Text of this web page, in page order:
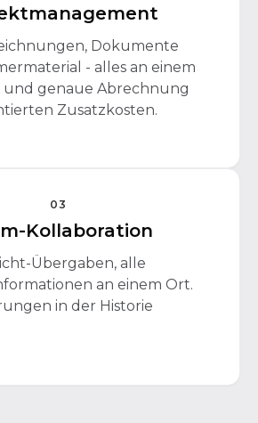
Dokumente
- alles an einem
und genaue Abrechnung
Zusatzkosten.
03
Kollaboration
Übergaben, alle
an einem Ort.
in der Historie